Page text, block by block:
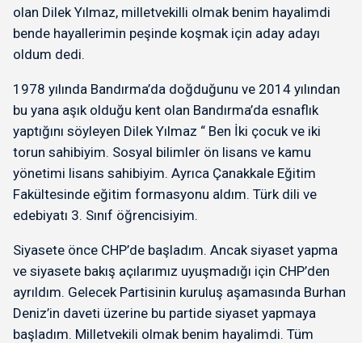
olan Dilek Yılmaz, milletvekilli olmak benim hayalimdi
bende hayallerimin peşinde koşmak için aday adayı
oldum dedi.
1978 yılında Bandırma’da doğduğunu ve 2014 yılından
bu yana aşık olduğu kent olan Bandırma’da esnaflık
yaptığını söyleyen Dilek Yılmaz “ Ben İki çocuk ve iki
torun sahibiyim. Sosyal bilimler ön lisans ve kamu
yönetimi lisans sahibiyim. Ayrıca Çanakkale Eğitim
Fakültesinde eğitim formasyonu aldım. Türk dili ve
edebiyatı 3. Sınıf öğrencisiyim.
Siyasete önce CHP’de başladım. Ancak siyaset yapma
ve siyasete bakış açılarımız uyuşmadığı için CHP’den
ayrıldım. Gelecek Partisinin kuruluş aşamasında Burhan
Deniz’in daveti üzerine bu partide siyaset yapmaya
başladım. Milletvekili olmak benim hayalimdi. Tüm